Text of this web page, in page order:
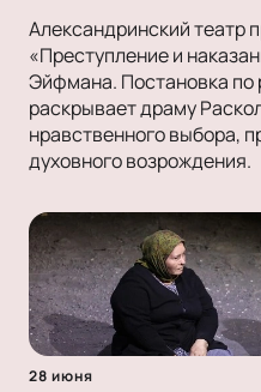
Александринский театр
«Преступление и
Эйфмана. Постановка по
раскрывает драму
нравственного выбора,
духовного возрождения.
28 июня